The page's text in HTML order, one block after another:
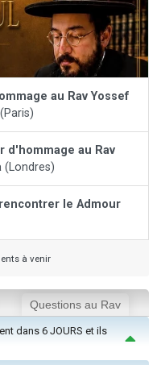
au Rav Yossef
(Paris)
d'hommage au Rav
(Londres)
le Admour
à venir
Questions au Rav
dans 6 JOURS et ils